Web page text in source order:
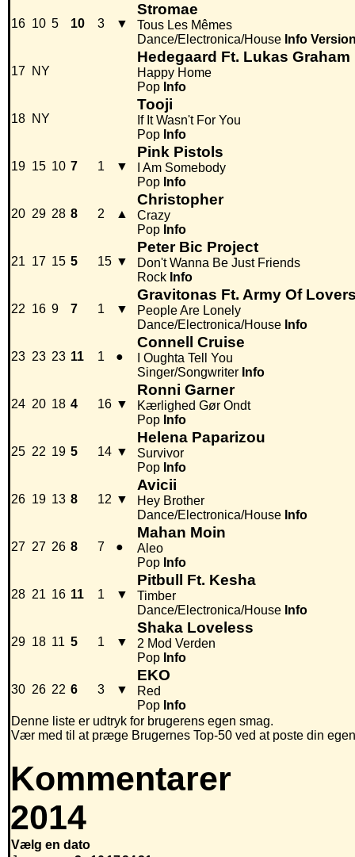
16 10 5 10 3 ▼
Stromae
Tous Les Mêmes
Dance/Electronica/House Info
17 NY
Hedegaard Ft. Lukas Graham
Happy Home
Pop Info
18 NY
Tooji
If It Wasn't For You
Pop Info
19 15 10 7 1 ▼
Pink Pistols
I Am Somebody
Pop Info
20 29 28 8 2 ▲
Christopher
Crazy
Pop Info
21 17 15 5 15 ▼
Peter Bic Project
Don't Wanna Be Just Friends
Rock Info
22 16 9 7 1 ▼
Gravitonas Ft. Army Of
People Are Lonely
Dance/Electronica/House Info
23 23 23 11 1 ●
Connell Cruise
I Oughta Tell You
Singer/Songwriter Info
24 20 18 4 16 ▼
Ronni Garner
Kærlighed Gør Ondt
Pop Info
25 22 19 5 14 ▼
Helena Paparizou
Survivor
Pop Info
26 19 13 8 12 ▼
Avicii
Hey Brother
Dance/Electronica/House Info
27 27 26 8 7 ●
Mahan Moin
Aleo
Pop Info
28 21 16 11 1 ▼
Pitbull Ft. Kesha
Timber
Dance/Electronica/House Info
29 18 11 5 1 ▼
Shaka Loveless
2 Mod Verden
Pop Info
30 26 22 6 3 ▼
EKO
Red
Pop Info
Denne liste er udtryk for brugerens egen smag.
Vær med til at præge Brugernes Top-50 ved at poste din
Kommentarer
2014
Vælg en dato